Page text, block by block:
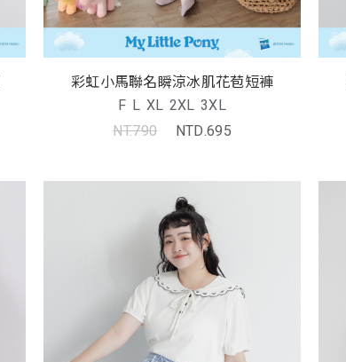
彩虹小馬聯名瞬涼冰肌花苞短褲
F L XL 2XL 3XL
NT.790
NTD.695